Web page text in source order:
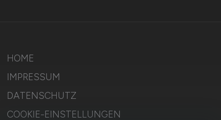
HOME
IMPRESSUM
DATENSCHUTZ
COOKIE-EINSTELLUNGEN